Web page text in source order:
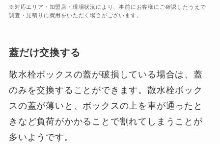
※対応エリア・加盟店・現場状況により、事前にお客様にご確認したうえで
調査・見積りに費用をいただく場合がございます。
蓋だけ交換する
散水栓ボックスの蓋が破損している場合は、蓋
のみを交換することができます。散水栓ボック
スの蓋が薄いと、ボックスの上を車が通ったと
きなど負荷がかかることで割れてしまうことが
多いようです。